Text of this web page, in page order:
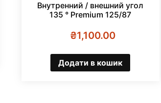
Внутренний / внешний угол
135 ° Premium 125/87
₴1,100.00
Додати в кошик